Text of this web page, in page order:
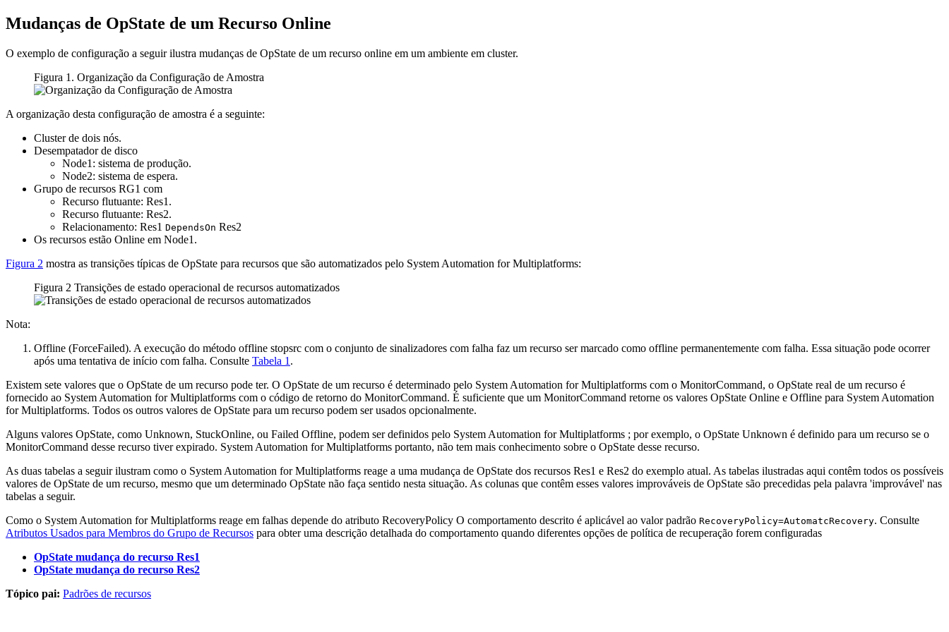
Mudanças de OpState de um Recurso Online
O exemplo de configuração a seguir ilustra mudanças de OpState de um recurso online em um ambiente em cluster.
Figura 1. Organização da Configuração de Amostra
A organização desta configuração de amostra é a seguinte:
Cluster de dois nós.
Desempatador de disco
Node1: sistema de produção.
Node2: sistema de espera.
Grupo de recursos RG1 com
Recurso flutuante: Res1.
Recurso flutuante: Res2.
Relacionamento: Res1 DependsOn Res2
Os recursos estão Online em Node1.
Figura 2 mostra as transições típicas de OpState para recursos que são automatizados pelo System Automation for Multiplatforms:
Figura 2 Transições de estado operacional de recursos automatizados
Nota:
Offline (ForceFailed). A execução do método offline stopsrc com o conjunto de sinalizadores com falha faz um recurso ser marcado como offline permanentemente com falha. Essa situação pode ocorrer
após uma tentativa de início com falha. Consulte Tabela 1 .
Existem sete valores que o OpState de um recurso pode ter. O OpState de um recurso é determinado pelo System Automation for Multiplatforms com o MonitorCommand, o OpState real de um recurso é
fornecido ao System Automation for Multiplatforms com o código de retorno do MonitorCommand. É suficiente que um MonitorCommand retorne os valores OpState Online e Offline para System Automation
for Multiplatforms. Todos os outros valores de OpState para um recurso podem ser usados opcionalmente.
Alguns valores OpState, como Unknown, StuckOnline, ou Failed Offline, podem ser definidos pelo System Automation for Multiplatforms ; por exemplo, o OpState Unknown é definido para um recurso se o
MonitorCommand desse recurso tiver expirado. System Automation for Multiplatforms portanto, não tem mais conhecimento sobre o OpState desse recurso.
As duas tabelas a seguir ilustram como o System Automation for Multiplatforms reage a uma mudança de OpState dos recursos Res1 e Res2 do exemplo atual. As tabelas ilustradas aqui contêm todos os possíveis
valores de OpState de um recurso, mesmo que um determinado OpState não faça sentido nesta situação. As colunas que contêm esses valores improváveis de OpState são precedidas pela palavra 'improvável' nas
tabelas a seguir.
Como o System Automation for Multiplatforms reage em falhas depende do atributo RecoveryPolicy O comportamento descrito é aplicável ao valor padrão RecoveryPolicy=AutomatcRecovery. Consulte
Atributos Usados para Membros do Grupo de Recursos para obter uma descrição detalhada do comportamento quando diferentes opções de política de recuperação forem configuradas
OpState mudança do recurso Res1
OpState mudança do recurso Res2
Tópico pai: Padrões de recursos